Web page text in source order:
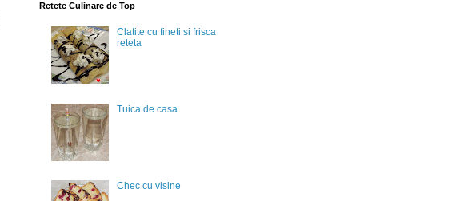
Retete Culinare de Top
Clatite cu fineti si frisca
reteta
Tuica de casa
Chec cu visine